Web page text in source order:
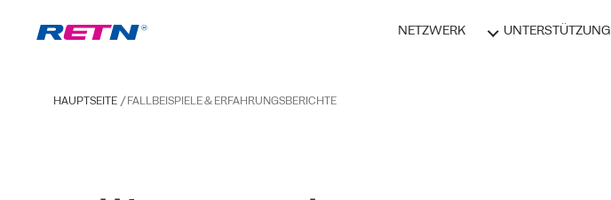
NETZWERK UNTERSTÜTZUNG
HAUPTSEITE FALLBEISPIELE & ERFAHRUNGSBERICHTE